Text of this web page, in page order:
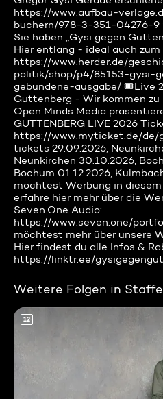
https://www.aufbau-
buchern/978-3-351-04276-9
Sie haben „Gysi gegen
Hier entlang - ideal auch zum
https://www.herder.de/
politik/shop/p4/85153-gysi-
gebundene-ausgabe/ 🎟️Live
Guttenberg - Wir kommen
Open Minds Media
GUTTENBERG LIVE 2026
https://www.myticket.de/
tickets 29.09.2026,
Neunkirchen 30.10.2026,
Bochum 01.12.2026,
möchtest Werbung in
erfahre hier mehr über die
Seven.One Audio:
https://www.seven.one/
möchtest mehr über unsere
Hier findest du alle Infos &
https://linktr.ee/
Weitere Folgen in
12